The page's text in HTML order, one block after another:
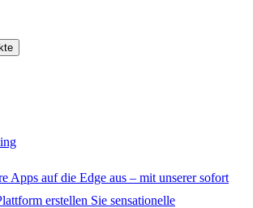
Apps auf die Edge aus – mit unserer sofort
erstellen Sie sensationelle